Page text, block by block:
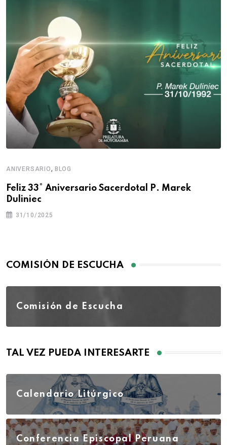
ANIVERSARIO, BLOG
Feliz 33° Aniversario Sacerdotal P. Marek
Duliniec
31/10/2025
COMISIÓN DE ESCUCHA
Comisión de Escucha
TAL VEZ PUEDA INTERESARTE
Calendario Litúrgico
Conferencia Episcopal Peruana